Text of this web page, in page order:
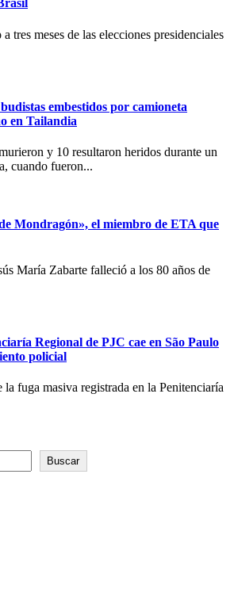
embestidos por camioneta
en Tailandia
cuando fueron...
Mondragón», el miembro de ETA que
Regional de PJC cae en São Paulo
policial
Buscar